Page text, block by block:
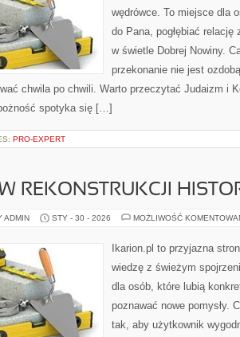
wędrówce. To miejsce dla
do Pana, pogłębiać
w świetle Dobrej Nowiny.
przekonanie nie jest
chwila po chwili. Warto przeczytać Judaizm i
spotyka się […]
PRO-EXPERT
REKONSTRUKCJI
ADMIN STY - 30 - 2026 MOŻLIWOŚĆ
Ikarion.pl to przyjazna
wiedzę z świeżym
dla osób, które lubią
poznawać nowe pomysły.
tak, aby użytkownik